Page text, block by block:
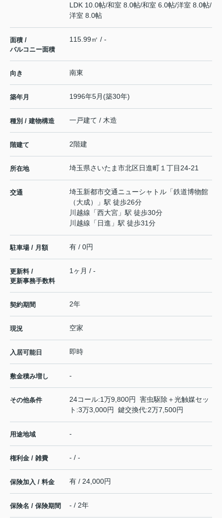
LDK 10.0帖/和室 8.0帖/和室 6.0帖/洋室 8.0帖/
洋室 8.0帖
面積 /
バルコニー面積
115.99㎡ / -
向き 南東
築年月 1996年5月(築30年)
種別 / 建物構造 一戸建て / 木造
階建て 2階建
所在地 埼玉県さいたま市北区日進町 １丁目24-21
交通 埼玉新都市交通ニューシャトル 「鉄道博物館
（大成）
」駅 徒歩26分
川越線 「西大宮 」駅 徒歩30分
川越線 「 日進 」駅 徒歩31分
駐車場 / 月額 有 / 0円
更新料 /
更新事務手数料
1ヶ月 / -
契約期間 2年
現況 空家
入居可能日 即時
敷金積み増し -
その他条件
24コール:1万9,800円 害虫駆除＋光触媒セッ
ト:3万3,000円 鍵交換代:2万7,500円
用途地域 -
権利金 / 雑費 - / -
保険加入 / 料金 有 / 24,000円
保険名 / 保険期間 - / 2年